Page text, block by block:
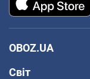
OBOZ.UA
Світ